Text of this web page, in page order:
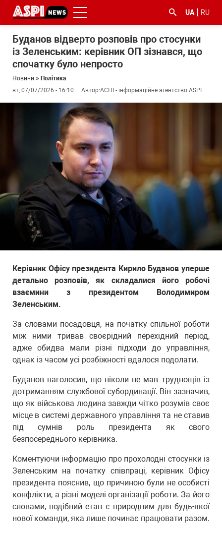
UA RU
Буданов відверто розповів про стосунки
із Зеленським: керівник ОП зізнався, що
спочатку було непросто
Новини » Політика
вт, 07/07/2026 - 16:10
Автор:АСПІ - інформаційне агентство ASPI
Керівник Офісу президента Кирило Буданов уперше
детально розповів, як складалися його робочі
взаємини з президентом Володимиром
Зеленським.
За словами посадовця, на початку спільної роботи
між ними тривав своєрідний перехідний період,
адже обидва мали різні підходи до управління,
однак із часом усі розбіжності вдалося подолати.
Буданов наголосив, що ніколи не мав труднощів із
дотриманням службової субординації. Він зазначив,
що як військова людина завжди чітко розумів своє
місце в системі державного управління та не ставив
під сумнів роль президента як свого
безпосереднього керівника.
Коментуючи інформацію про прохолодні стосунки із
Зеленським на початку співпраці, керівник Офісу
президента пояснив, що причиною були не особисті
конфлікти, а різні моделі організації роботи. За його
словами, подібний етап є природним для будь-якої
нової команди, яка лише починає працювати разом.
#боротьба
корупцією
#ДФС #Київ